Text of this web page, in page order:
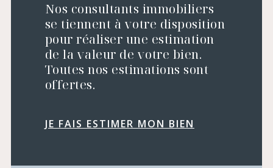
Nos consultants immobiliers
se tiennent à votre disposition
pour réaliser une estimation
de la valeur de votre bien.
Toutes nos estimations sont
offertes.
JE FAIS ESTIMER MON BIEN